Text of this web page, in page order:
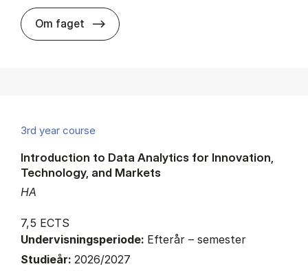
Om faget about
3rd year course
HA
Introduction to Data Analytics for Innovation,
Technology, and Markets
7,5 ECTS
Undervisningsperiode: Efterår – semester
Studieår: 2026/2027